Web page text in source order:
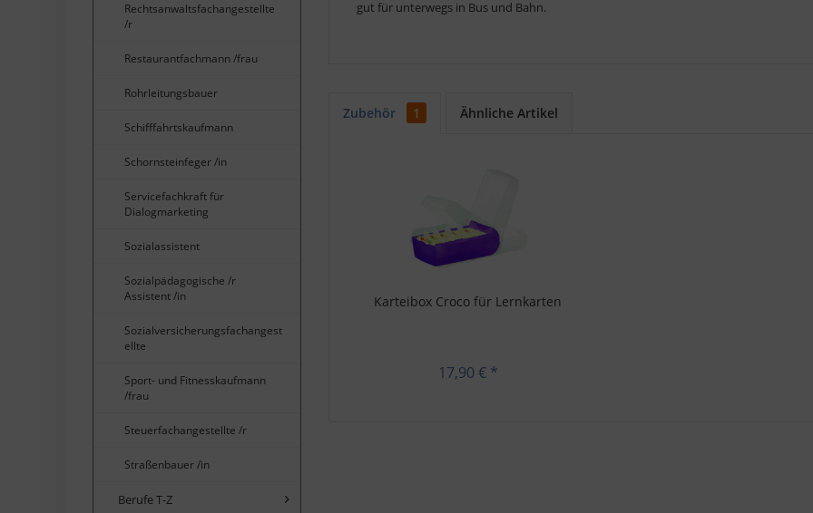
Rechtsanwaltsfachangestellte
/r
Restaurantfachmann /frau
Rohrleitungsbauer
Schifffahrtskaufmann
Schornsteinfeger /in
Servicefachkraft für
Dialogmarketing
Sozialassistent
Sozialpädagogische /r
Assistent /in
Sozialversicherungsfachangest
ellte
Sport- und Fitnesskaufmann
/frau
Steuerfachangestellte /r
Straßenbauer /in
Berufe T-Z
gut für unterwegs in Bus und Bahn.
Zubehör 1 Ähnliche Artikel
Karteibox Croco für Lernkarten
17,90 € *